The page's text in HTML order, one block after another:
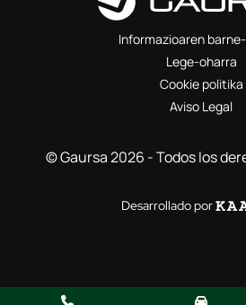
Informazioaren
Lege-oharra
Cookie politika
Aviso Legal
© Gaursa 2026 - Todos los
Desarrollado por